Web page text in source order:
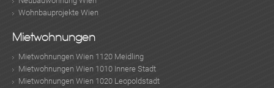
Wohnbauprojekte Wien
Mietwohnungen
Mietwohnungen Wien 1120 Meidling
Mietwohnungen Wien 1010 Innere Stadt
Mietwohnungen Wien 1020 Leopoldstadt